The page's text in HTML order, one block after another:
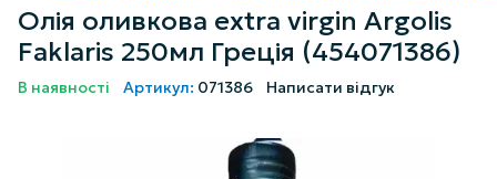
Олія оливкова extra virgin Argolis
Faklaris 250мл Греція (454071386)
В наявності Артикул: 071386 Написати відгук